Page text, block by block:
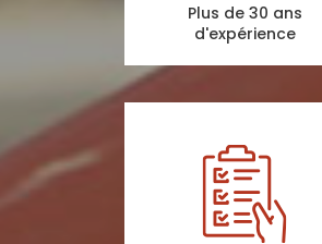
Plus de 30 ans
d'expérience